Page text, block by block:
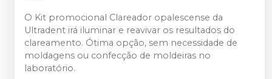
O Kit promocional Clareador opalescense da
Ultradent irá iluminar e reavivar os resultados do
clareamento. Ótima opção, sem necessidade de
moldagens ou confecção de moldeiras no
laboratório.